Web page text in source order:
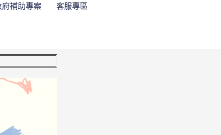
補助專案 客服專區